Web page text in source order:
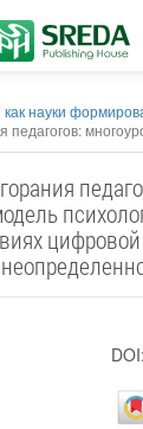
как науки
цифровой
DOI: